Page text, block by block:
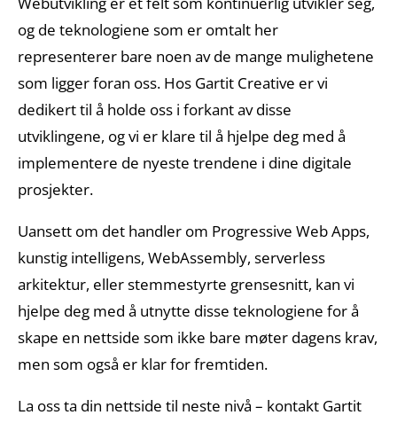
og de teknologiene som er omtalt her
representerer bare noen av de mange mulighetene
som ligger foran oss. Hos Gartit Creative er vi
dedikert til å holde oss i forkant av disse
utviklingene, og vi er klare til å hjelpe deg med å
implementere de nyeste trendene i dine digitale
prosjekter.
Uansett om det handler om Progressive Web Apps,
kunstig intelligens, WebAssembly, serverless
arkitektur, eller stemmestyrte grensesnitt, kan vi
hjelpe deg med å utnytte disse teknologiene for å
skape en nettside som ikke bare møter dagens krav,
men som også er klar for fremtiden.
La oss ta din nettside til neste nivå – kontakt Gartit